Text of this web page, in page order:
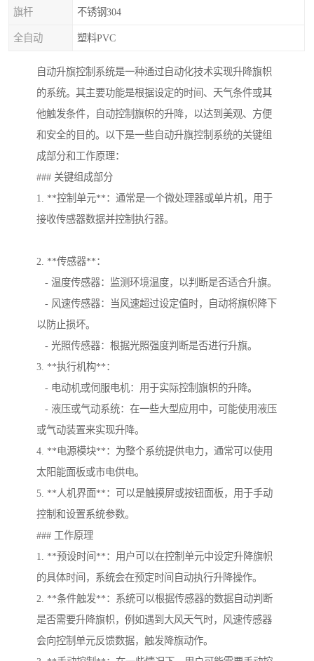
旗杆 不锈钢304
全自动 塑料PVC
自动升旗控制系统是一种通过自动化技术实现升降旗帜
的系统。其主要功能是根据设定的时间、天气条件或其
他触发条件，自动控制旗帜的升降，以达到美观、方便
和安全的目的。以下是一些自动升旗控制系统的关键组
成部分和工作原理：
### 关键组成部分
1. **控制单元**：通常是一个微处理器或单片机，用于
接收传感器数据并控制执行器。
2. **传感器**：
- 温度传感器：监测环境温度，以判断是否适合升旗。
- 风速传感器：当风速超过设定值时，自动将旗帜降下
以防止损坏。
- 光照传感器：根据光照强度判断是否进行升旗。
3. **执行机构**：
- 电动机或伺服电机：用于实际控制旗帜的升降。
- 液压或气动系统：在一些大型应用中，可能使用液压
或气动装置来实现升降。
4. **电源模块**：为整个系统提供电力，通常可以使用
太阳能面板或市电供电。
5. **人机界面**：可以是触摸屏或按钮面板，用于手动
控制和设置系统参数。
### 工作原理
1. **预设时间**：用户可以在控制单元中设定升降旗帜
的具体时间，系统会在预定时间自动执行升降操作。
2. **条件触发**：系统可以根据传感器的数据自动判断
是否需要升降旗帜，例如遇到大风天气时，风速传感器
会向控制单元反馈数据，触发降旗动作。